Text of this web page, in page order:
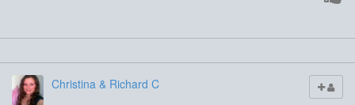
Christina & Richard C